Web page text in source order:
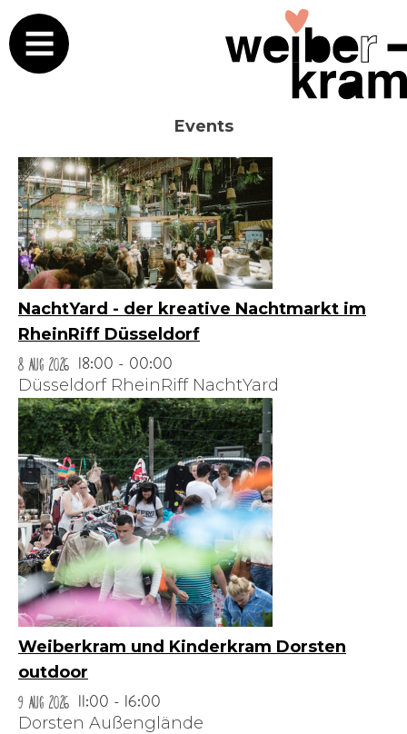
Events
NachtYard - der kreative Nachtmarkt im
RheinRiff Düsseldorf
8 Aug 2026
18:00 - 00:00
Düsseldorf RheinRiff NachtYard
Weiberkram und Kinderkram Dorsten
outdoor
9 Aug 2026
11:00 - 16:00
Dorsten Außenglände